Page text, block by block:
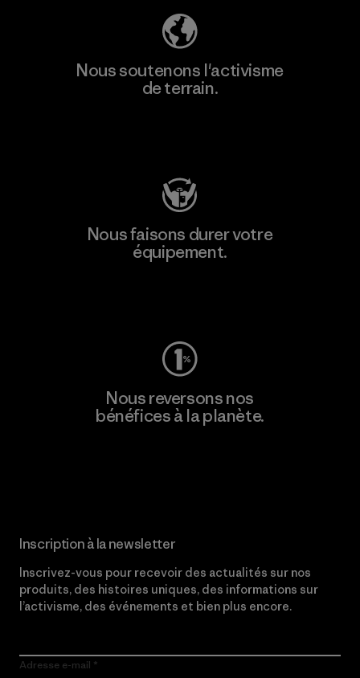
Nous soutenons l'activisme
de terrain.
Nous faisons durer votre
équipement.
Nous reversons nos
bénéfices à la planète.
Inscription à la newsletter
Inscrivez-vous pour recevoir des actualités sur nos
produits, des histoires uniques, des informations sur
l’activisme, des événements et bien plus encore.
Adresse e-mail